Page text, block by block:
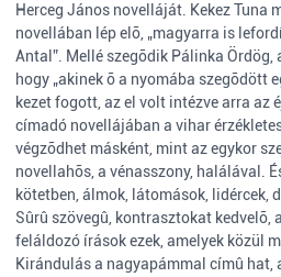
Herceg János novelláját. Kekez Tuna
novellában lép elõ, „magyarra is
Antal”. Mellé szegõdik Pálinka Ördög,
hogy „akinek õ a nyomába szegõdött
kezet fogott, az el volt intézve arra az
címadó novellájában a vihar
végzõdhet másként, mint az egykor
novellahõs, a vénasszony, halálával.
kötetben, álmok, látomások, lidércek,
Sûrû szövegû, kontrasztokat kedvelõ,
feláldozó írások ezek, amelyek közül
Kirándulás a nagyapámmal címû hat,